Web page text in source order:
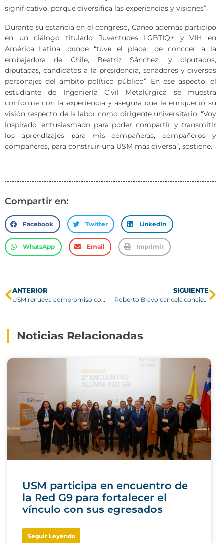
significativo, porque diversifica las experiencias y visiones”.
Durante su estancia en el congreso, Caneo además participó
en un diálogo titulado Juventudes LGBTIQ+ y VIH en
América Latina, donde “tuve el placer de conocer a la
embajadora de Chile, Beatriz Sánchez, y diputados,
diputadas, candidatos a la presidencia, senadores y diversos
personajes del ámbito político público”. En ese aspecto, el
estudiante de Ingeniería Civil Metalúrgica se muestra
conforme con la experiencia y asegura que le enriqueció su
visión respecto de la labor como dirigente universitario. “Voy
inspirado, entusiasmado para poder compartir y transmitir
los aprendizajes para mis compañeras, compañeros y
compañeres, para construir una USM más diversa”, sostiene.
Compartir en:
Facebook Twitter LinkedIn
WhatsApp Email Imprimir
ANTERIOR
USM renueva compromiso con el fomento de la innovación y el emprendimiento
SIGUIENTE
Roberto Bravo cancela concierto en USM por motivos de salud
Noticias Relacionadas
USM participa en encuentro de
la Red G9 para fortalecer el
vínculo con sus egresados
Seguir Leyendo